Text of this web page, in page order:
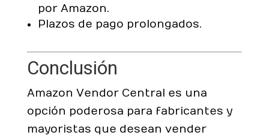
por Amazon.
Plazos de pago prolongados.
Conclusión
Amazon Vendor Central es una
opción poderosa para fabricantes y
mayoristas que desean vender